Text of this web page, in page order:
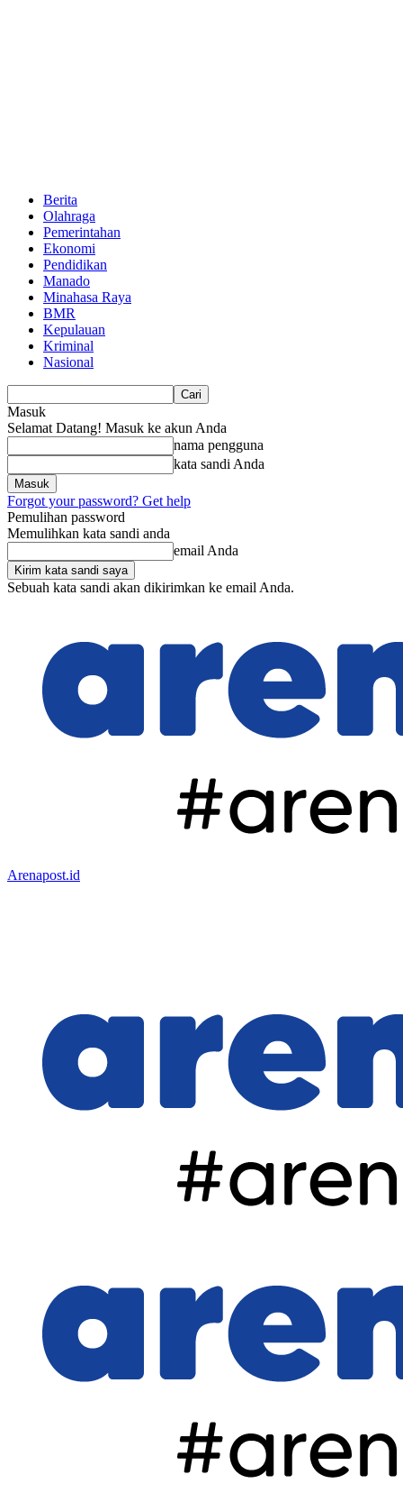
Berita
Olahraga
Pemerintahan
Ekonomi
Pendidikan
Manado
Minahasa Raya
BMR
Kepulauan
Kriminal
Nasional
Masuk
Selamat Datang! Masuk ke akun Anda
nama pengguna
kata sandi Anda
Forgot your password? Get help
Pemulihan password
Memulihkan kata sandi anda
email Anda
Sebuah kata sandi akan dikirimkan ke email Anda.
Arenapost.id